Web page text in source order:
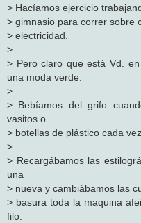
> Hacíamos ejercicio
> gimnasio para correr sobre
> electricidad.
>
> Pero claro que está Vd.
una moda verde.
>
> Bebíamos del grifo
vasitos o
> botellas de plástico cada
>
> Recargábamos las
una
> nueva y cambiábamos las
> basura toda la maquina
filo.